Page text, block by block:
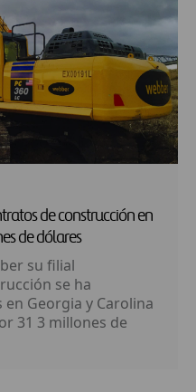
de construcción en
de dólares
su filial
se ha
Georgia y Carolina
31 3 millones de